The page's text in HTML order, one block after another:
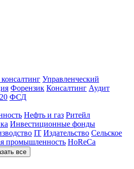
Управленческий
Форензик Консалтинг Аудит
ФСД
Нефть и газ Ритейл
Инвестиционные фонды
IT Издательство Сельское
промышленность HoReCa
все